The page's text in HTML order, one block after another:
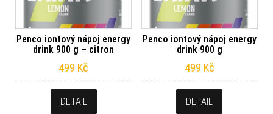
Penco iontový nápoj energy
drink 900 g – citron
499 Kč
DETAIL
Penco iontový nápoj energy
drink 900 g
499 Kč
DETAIL